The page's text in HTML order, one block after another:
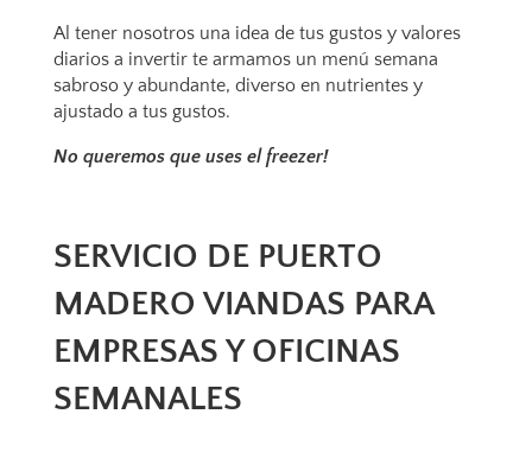
Al tener nosotros una idea de tus gustos y valores
diarios a invertir te armamos un menú semana
sabroso y abundante, diverso en nutrientes y
ajustado a tus gustos.
No queremos que uses el freezer!
SERVICIO DE PUERTO
MADERO VIANDAS PARA
EMPRESAS Y OFICINAS
SEMANALES